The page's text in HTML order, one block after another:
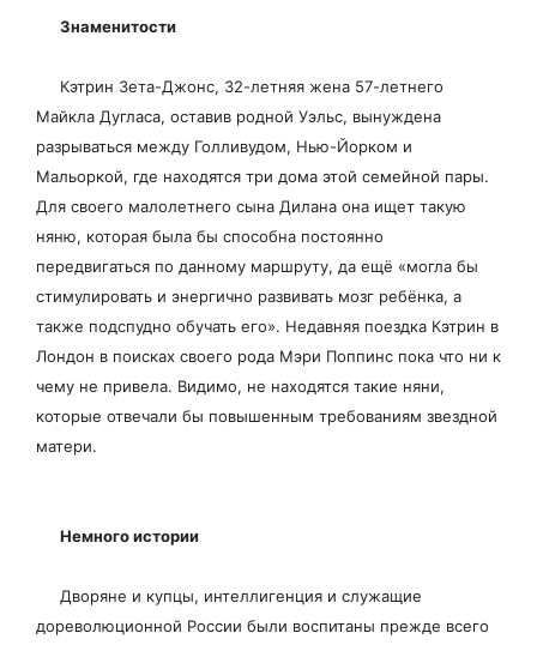
Знаменитости
Кэтрин Зета-Джонс, 32-летняя жена 57-летнего
Майкла Дугласа, оставив родной Уэльс, вынуждена
разрываться между Голливудом, Нью-Йорком и
Мальоркой, где находятся три дома этой семейной пары.
Для своего малолетнего сына Дилана она ищет такую
няню, которая была бы способна постоянно
передвигаться по данному маршруту, да ещё «могла бы
стимулировать и энергично развивать мозг ребёнка, а
также подспудно обучать его». Недавняя поездка Кэтрин в
Лондон в поисках своего рода Мэри Поппинс пока что ни к
чему не привела. Видимо, не находятся такие няни,
которые отвечали бы повышенным требованиям звездной
матери.
Немного истории
Дворяне и купцы, интеллигенция и служащие
дореволюционной России были воспитаны прежде всего